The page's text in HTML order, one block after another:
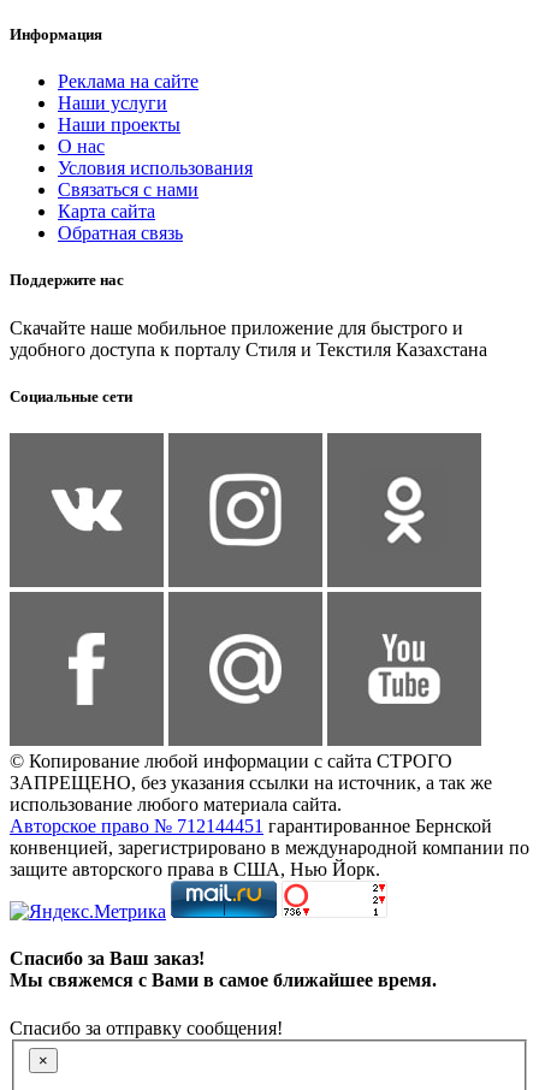
Информация
Реклама на сайте
Наши услуги
Наши проекты
О нас
Условия использования
Связаться с нами
Карта сайта
Обратная связь
Поддержите нас
Скачайте наше мобильное приложение для быстрого и
удобного доступа к порталу Стиля и Текстиля Казахстана
Социальные сети
© Копирование любой информации с сайта СТРОГО
ЗАПРЕЩЕНО, без указания ссылки на источник, а так же
использование любого материала сайта.
Авторское право № 712144451 гарантированное Бернской
конвенцией, зарегистрировано в международной компании по
защите авторского права в США, Нью Йорк.
Спасибо за Ваш заказ!
Мы свяжемся с Вами в самое ближайшее время.
Спасибо за отправку сообщения!
×